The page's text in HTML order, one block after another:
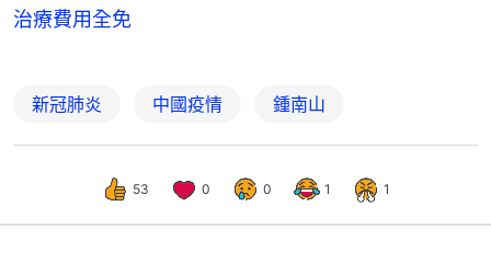
治療費用全免
新冠肺炎 中國疫情 鍾南山
53 0 0 1 1